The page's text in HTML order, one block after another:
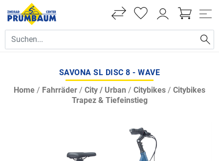
SAVONA SL DISC 8 - WAVE
Home / Fahrräder / City / Urban / Citybikes / Citybikes
Trapez & Tiefeinstieg